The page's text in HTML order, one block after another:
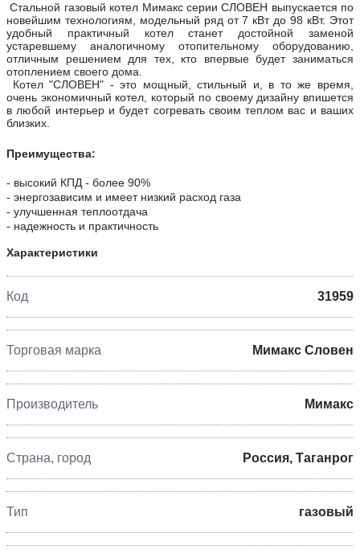
Стальной газовый котел Мимакс серии СЛОВЕН выпускается по
новейшим технологиям, модельный ряд от 7 кВт до 98 кВт. Этот
удобный практичный котел станет достойной заменой
устаревшему аналогичному отопительному оборудованию,
отличным решением для тех, кто впервые будет заниматься
отоплением своего дома.
Котел "СЛОВЕН" - это мощный, стильный и, в то же время,
очень экономичный котел, который по своему дизайну впишется
в любой интерьер и будет согревать своим теплом вас и ваших
близких.
Преимущества:
- высокий КПД - более 90%
- энергозависим и имеет низкий расход газа
- улучшенная теплоотдача
- надежность и практичность
Характеристики
Код 31959
Торговая марка Мимакс Словен
Производитель Мимакс
Страна, город Россия, Таганрог
Тип газовый